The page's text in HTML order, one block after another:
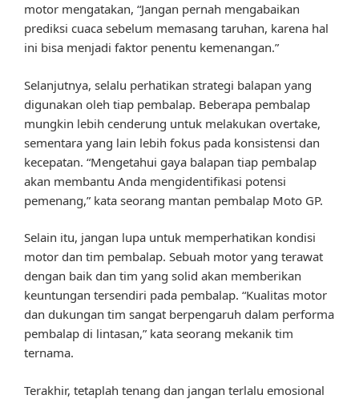
motor mengatakan, “Jangan pernah mengabaikan
prediksi cuaca sebelum memasang taruhan, karena hal
ini bisa menjadi faktor penentu kemenangan.”
Selanjutnya, selalu perhatikan strategi balapan yang
digunakan oleh tiap pembalap. Beberapa pembalap
mungkin lebih cenderung untuk melakukan overtake,
sementara yang lain lebih fokus pada konsistensi dan
kecepatan. “Mengetahui gaya balapan tiap pembalap
akan membantu Anda mengidentifikasi potensi
pemenang,” kata seorang mantan pembalap Moto GP.
Selain itu, jangan lupa untuk memperhatikan kondisi
motor dan tim pembalap. Sebuah motor yang terawat
dengan baik dan tim yang solid akan memberikan
keuntungan tersendiri pada pembalap. “Kualitas motor
dan dukungan tim sangat berpengaruh dalam performa
pembalap di lintasan,” kata seorang mekanik tim
ternama.
Terakhir, tetaplah tenang dan jangan terlalu emosional